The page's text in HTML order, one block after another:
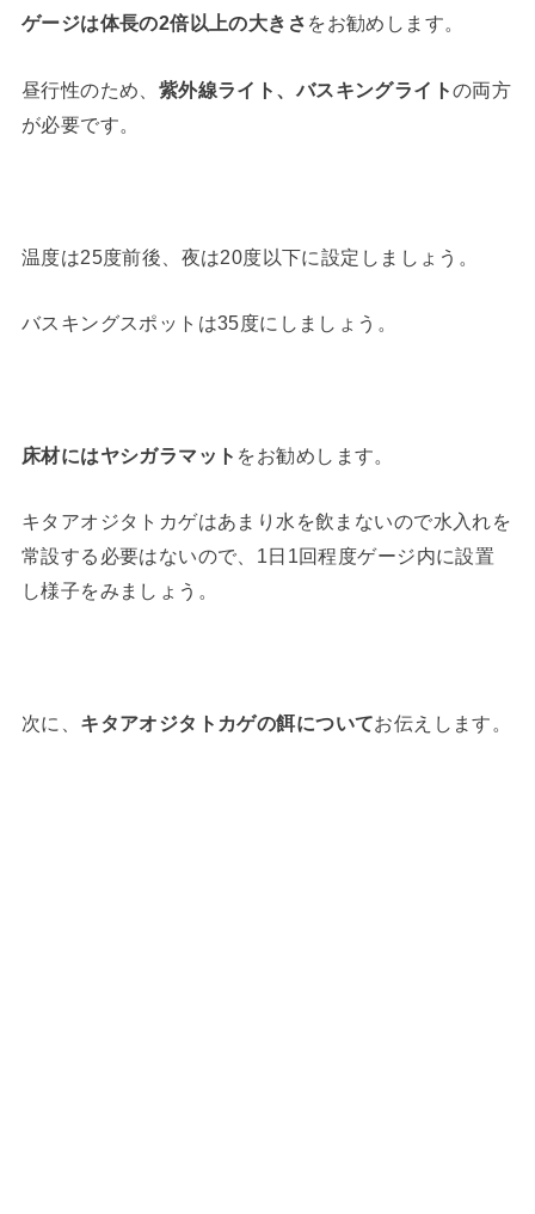
ゲージは体長の2倍以上の大きさ をお勧めします。
昼行性のため、 紫外線ライト、バスキングライトの両方
が必要です。
温度は25度前後、夜は20度以下に設定しましょう。
バスキングスポットは35度にしましょう。
床材にはヤシガラマット をお勧めします。
キタアオジタトカゲはあまり水を飲まないので水入れを
常設する必要はないので、1日1回程度ゲージ内に設置
し様子をみましょう。
次に、 キタアオジタトカゲの餌についてお伝えします。